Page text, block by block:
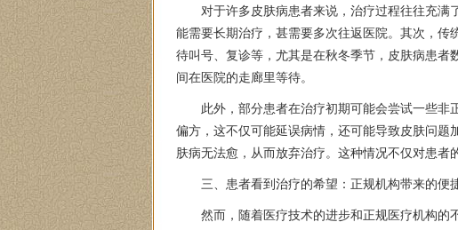
对于许多皮肤病患者来说，治疗过程往往充满
能需要长期治疗，甚需要多次往返医院。其次，
待叫号、复诊等，尤其是在秋冬季节，皮肤病患
间在医院的走廊里等待。
此外，部分患者在治疗初期可能会尝试一些
偏方，这不仅可能延误病情，还可能导致皮肤问
肤病无法愈，从而放弃治疗。这种情况不仅对患者
三、患者看到治疗的希望：正规机构带来的便
然而，随着医疗技术的进步和正规医疗机构的